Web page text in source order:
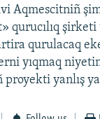
Aqmescitniñ
qurucılıq
qurulacaq
yıqmaq
yanlış